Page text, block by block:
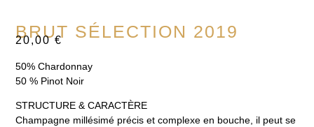
BRUT SÉLECTION 2019
20,00€
50% Chardonnay
50 % Pinot Noir
STRUCTURE & CARACTÈRE
Champagne millésimé précis et complexe en bouche, il peut se